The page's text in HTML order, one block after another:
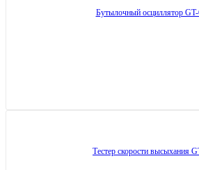
Бутылочный осциллятор
Тестер скорости высыхания